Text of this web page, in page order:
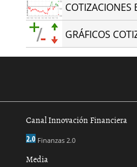
COTIZACIONES
GRÁFICOS
Canal Innovación Financiera
Finanzas 2.0
Media